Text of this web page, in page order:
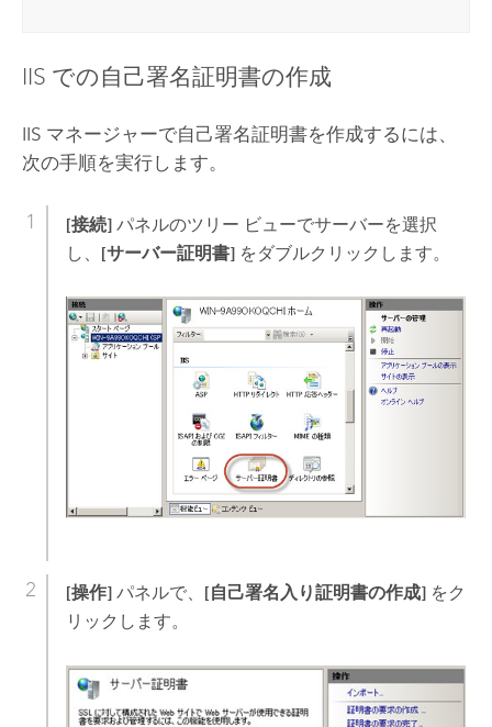
IIS での自己署名証明書の作成
IIS マネージャーで自己署名証明書を作成するには、
次の手順を実行します。
[接続]パネルのツリー ビューでサーバーを選択
し、 [サーバー証明書]をダブルクリックします。
[操作]パネルで、 [自己署名入り証明書の作成]をク
リックします。